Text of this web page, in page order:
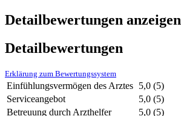
Detailbewertungen anzeigen
Detailbewertungen
Erklärung zum Bewertungssystem
Einfühlungsvermögen des Arztes 5,0 (5)
Serviceangebot
5,0 (5)
Betreuung durch Arzthelfer
5,0 (5)